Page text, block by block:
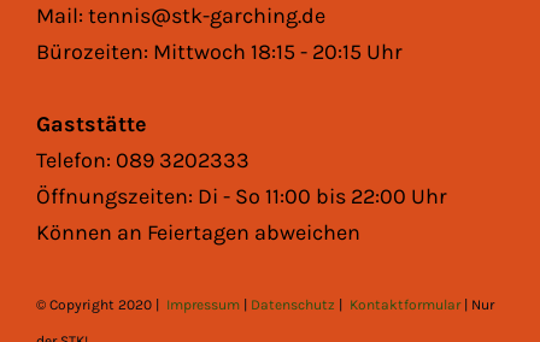
Mail: tennis@stk-garching.de
Bürozeiten: Mittwoch 18:15 - 20:15 Uhr
Gaststätte
Telefon: 089 3202333
Öffnungszeiten: Di - So 11:00 bis 22:00 Uhr
Können an Feiertagen abweichen
© Copyright 2020 | Impressum | Datenschutz | Kontaktformular | Nur